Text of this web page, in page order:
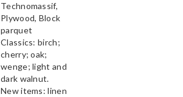
Technomassif,
Plywood, Block
parquet
Classics: birch;
cherry; oak;
wenge; light and
dark walnut.
New items: linen